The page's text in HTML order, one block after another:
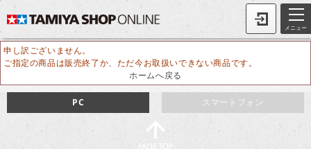
メニュー
申し訳ございません。
ご指定の商品は販売終了か、ただ今お取扱いできない商品です。
ホームへ戻る
スマートフォン
PC